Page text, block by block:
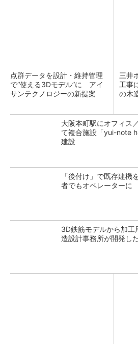
点群データを設計・維持管理
で“使える3Dモデル”に アイ
サンテクノロジーの新提案
三井
工事
の木
大阪本町駅にオフィス
て複合施設「yui-note
建設
「後付け」で既存建
者でもオペレーターに
3D鉄筋モデルから加工
造設計事務所が開発し